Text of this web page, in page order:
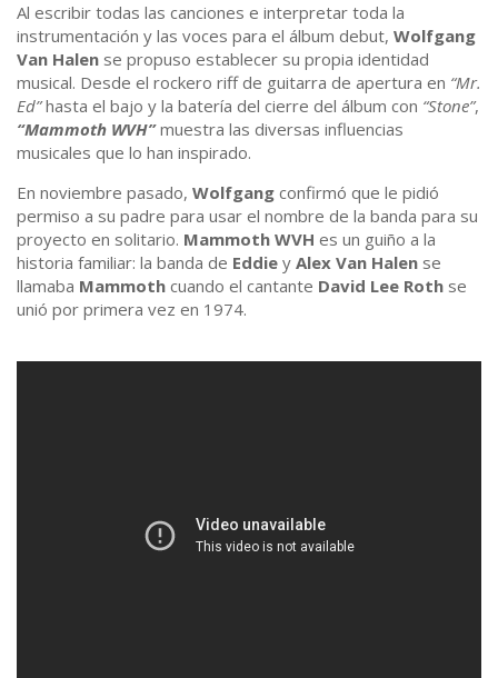
Al escribir todas las canciones e interpretar toda la
instrumentación y las voces para el álbum debut, Wolfgang
Van Halen se propuso establecer su propia identidad
musical. Desde el rockero riff de guitarra de apertura en “Mr.
Ed”hasta el bajo y la batería del cierre del álbum con “Stone”,
“Mammoth WVH”muestra las diversas influencias
musicales que lo han inspirado.
En noviembre pasado, Wolfgang confirmó que le pidió
permiso a su padre para usar el nombre de la banda para su
proyecto en solitario. Mammoth WVH es un guiño a la
historia familiar: la banda de Eddie y Alex Van Halen se
llamaba Mammoth cuando el cantante David Lee Roth se
unió por primera vez en 1974.